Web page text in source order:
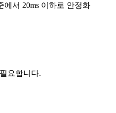
에서 20ms 이하로 안정화
요합니다.